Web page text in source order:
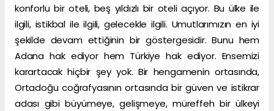
konforlu bir oteli, beş yıldızlı bir oteli açıyor. Bu ülke ile
ilgili, istikbal ile ilgili, gelecekle ilgili. Umutlarımızın en iyi
şekilde devam ettiğinin bir göstergesidir. Bunu hem
Adana hak ediyor hem Türkiye hak ediyor. Ensemizi
karartacak hiçbir şey yok. Bir hengamenin ortasında,
Ortadoğu coğrafyasının ortasında bir güven ve istikrar
adası gibi büyümeye, gelişmeye, müreffeh bir ülkeyi